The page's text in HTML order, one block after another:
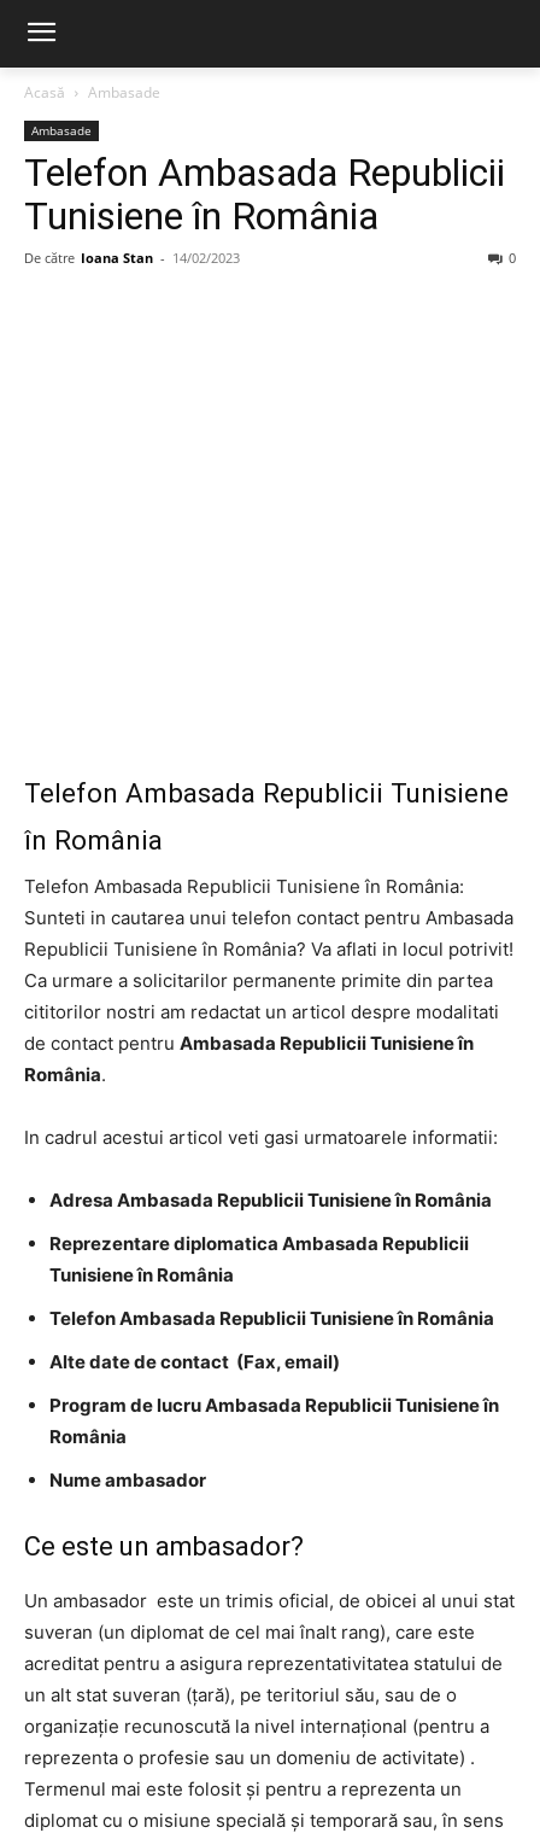
Acasă Ambasade
Ambasade
Telefon Ambasada Republicii
Tunisiene în România
De către Ioana Stan - 14/02/2023 0
Telefon Ambasada Republicii Tunisiene
în România
Telefon Ambasada Republicii Tunisiene în România:
Sunteti in cautarea unui telefon contact pentru Ambasada
Republicii Tunisiene în România? Va aflati in locul potrivit!
Ca urmare a solicitarilor permanente primite din partea
cititorilor nostri am redactat un articol despre modalitati
de contact pentru Ambasada Republicii Tunisiene în
România.
In cadrul acestui articol veti gasi urmatoarele informatii:
Adresa Ambasada Republicii Tunisiene în România
Reprezentare diplomatica Ambasada Republicii
Tunisiene în România
Telefon Ambasada Republicii Tunisiene în România
Alte date de contact (Fax, email)
Program de lucru Ambasada Republicii Tunisiene în
România
Nume ambasador
Ce este un ambasador?
Un ambasador este un trimis oficial, de obicei al unui stat
suveran (un diplomat de cel mai înalt rang), care este
acreditat pentru a asigura reprezentativitatea statului de
un alt stat suveran (țară), pe teritoriul său, sau de o
organizație recunoscută la nivel internațional (pentru a
reprezenta o profesie sau un domeniu de activitate) .
Termenul mai este folosit și pentru a reprezenta un
diplomat cu o misiune specială și temporară sau, în sens